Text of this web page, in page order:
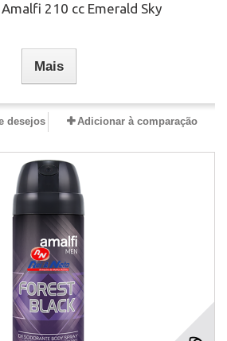
210 cc Emerald Sky
Mais
desejos Adicionar à comparação